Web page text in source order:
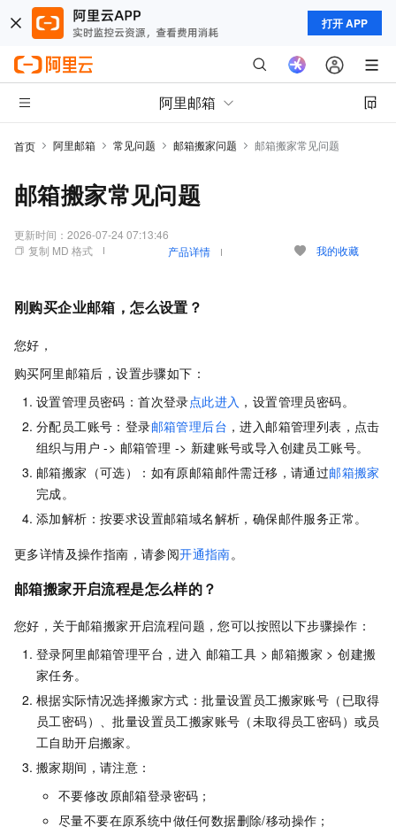
打开 APP
阿里邮箱
首页 阿里邮箱 常见问题 邮箱搬家问题 邮箱搬家常见问题
邮箱搬家常见问题
更新时间： 2026-07-24 07:13:46
复制 MD 格式
产品详情 我的收藏
刚购买企业邮箱，怎么设置？
您好，
购买阿里邮箱后，设置步骤如下：
设置管理员密码：首次登录点此进入 ，设置管理员密码。
分配员工账号：登录邮箱管理后台 ，进入邮箱管理列表，点击
组织与用户 -> 邮箱管理 -> 新建账号或导入创建员工账号。
邮箱搬家（可选）：如有原邮箱邮件需迁移，请通过邮箱搬家
完成。
添加解析：按要求设置邮箱域名解析，确保邮件服务正常。
更多详情及操作指南，请参阅开通指南。
邮箱搬家开启流程是怎么样的？
您好，关于邮箱搬家开启流程问题，您可以按照以下步骤操作：
登录阿里邮箱管理平台，进入 邮箱工具 > 邮箱搬家 > 创建搬
家任务。
根据实际情况选择搬家方式：批量设置员工搬家账号（已取得
员工密码）、批量设置员工搬家账号（未取得员工密码）或员
工自助开启搬家。
搬家期间，请注意：
不要修改原邮箱登录密码；
尽量不要在原系统中做任何数据删除/移动操作；